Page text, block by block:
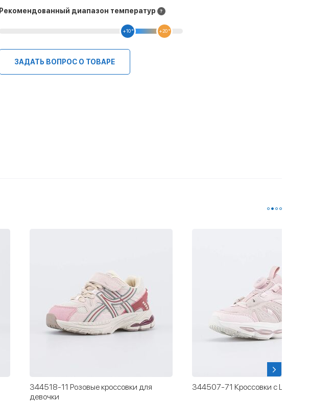
Рекомендованный диапазон температур
+10 ° +20 °
ЗАДАТЬ ВОПРОС О ТОВАРЕ
344518-11 Розовые кроссовки для
девочки
344507-71 Кроссовки с LED и Softshell